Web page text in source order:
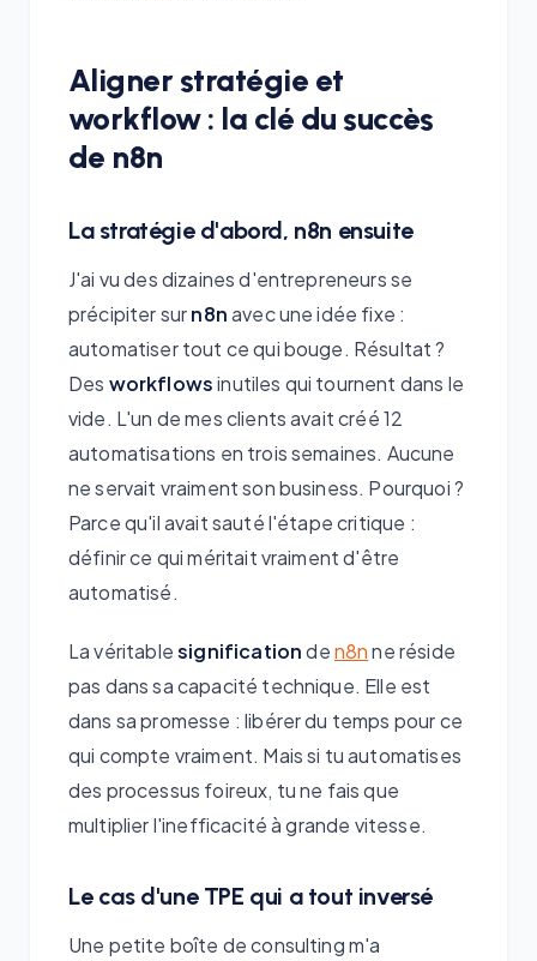
Aligner stratégie et
workflow : la clé du succès
de n8n
La stratégie d'abord, n8n ensuite
J'ai vu des dizaines d'entrepreneurs se
précipiter surn8navec une idée fixe :
automatiser tout ce qui bouge. Résultat ?
Des workflowsinutiles qui tournent dans le
vide. L'un de mes clients avait créé 12
automatisations en trois semaines. Aucune
ne servait vraiment son business. Pourquoi ?
Parce qu'il avait sauté l'étape critique :
définir ce qui méritait vraiment d'être
automatisé.
La véritablesignificationden8nne réside
pas dans sa capacité technique. Elle est
dans sa promesse : libérer du temps pour ce
qui compte vraiment. Mais si tu automatises
des processus foireux, tu ne fais que
multiplier l'inefficacité à grande vitesse.
Le cas d'une TPE qui a tout inversé
Une petite boîte de consulting m'a